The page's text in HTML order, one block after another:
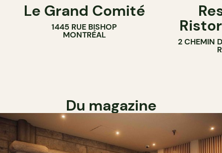
Le Grand Comité
1445 RUE BISHOP
MONTRÉAL
2 CHEMIN
Du magazine